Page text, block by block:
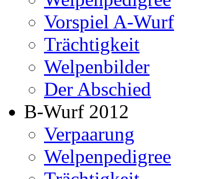
Vorspiel A-Wurf
Trächtigkeit
Welpenbilder
Der Abschied
B-Wurf 2012
Verpaarung
Welpenpedigree